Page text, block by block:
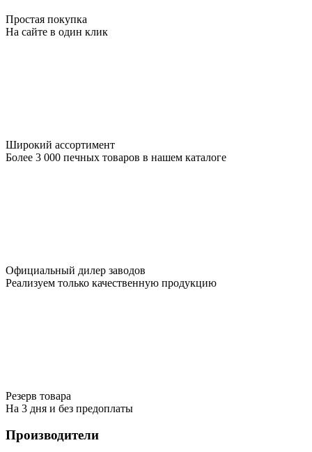
Простая покупка
На сайте в один клик
Широкий ассортимент
Более 3 000 печных товаров в нашем каталоге
Официальный дилер заводов
Реализуем только качественную продукцию
Резерв товара
На 3 дня и без предоплаты
Производители